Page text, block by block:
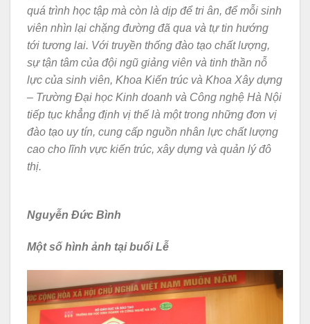
quá trình học tập mà còn là dịp để tri ân, để mỗi sinh
viên nhìn lại chặng đường đã qua và tự tin hướng
tới tương lai. Với truyền thống đào tạo chất lượng,
sự tận tâm của đội ngũ giảng viên và tinh thần nỗ
lực của sinh viên, Khoa Kiến trúc và Khoa Xây dựng
– Trường Đại học Kinh doanh và Công nghệ Hà Nội
tiếp tục khẳng định vị thế là một trong những đơn vị
đào tạo uy tín, cung cấp nguồn nhân lực chất lượng
cao cho lĩnh vực kiến trúc, xây dựng và quản lý đô
thị.
Nguyễn Đức Bình
Một số hình ảnh tại buổi Lễ